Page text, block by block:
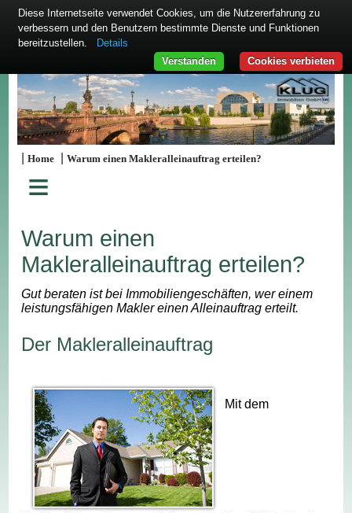
|Home |Warum einen Makleralleinauftrag erteilen?
≡
Warum einen
Makleralleinauftrag erteilen?
Gut beraten ist bei Immobiliengeschäften, wer einem
leistungsfähigen Makler einen Alleinauftrag erteilt.
Der Makleralleinauftrag
Mit dem
Diese Internetseite verwendet Cookies, um die Nutzererfahrung zu
verbessern und den Benutzern bestimmte Dienste und Funktionen
bereitzustellen.
Details
Cookies verbieten
Verstanden